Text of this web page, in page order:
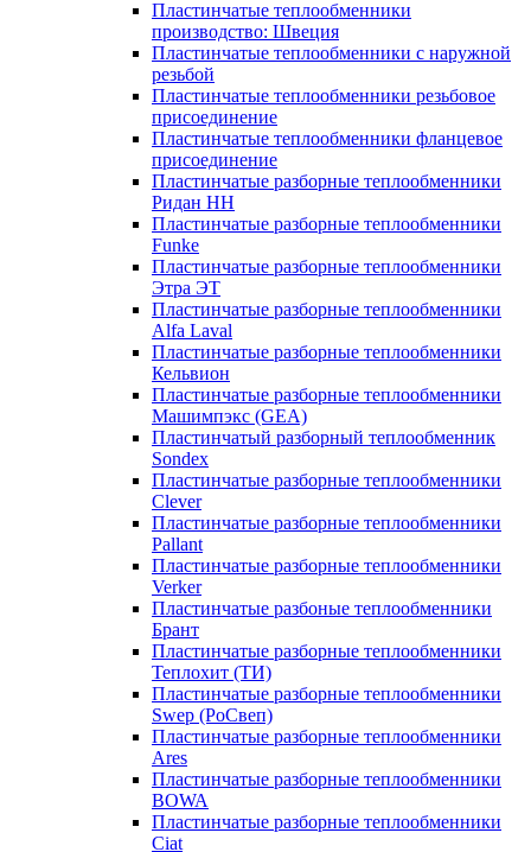
Пластинчатые теплообменники
производство: Швеция
Пластинчатые теплообменники с наружной
резьбой
Пластинчатые теплообменники резьбовое
присоединение
Пластинчатые теплообменники фланцевое
присоединение
Пластинчатые разборные теплообменники
Ридан НН
Пластинчатые разборные теплообменники
Funke
Пластинчатые разборные теплообменники
Этра ЭТ
Пластинчатые разборные теплообменники
Alfa Laval
Пластинчатые разборные теплообменники
Кельвион
Пластинчатые разборные теплообменники
Машимпэкс (GEA)
Пластинчатый разборный теплообменник
Sondex
Пластинчатые разборные теплообменники
Clever
Пластинчатые разборные теплообменники
Pallant
Пластинчатые разборные теплообменники
Verker
Пластинчатые разбоные теплообменники
Брант
Пластинчатые разборные теплообменники
Теплохит (ТИ)
Пластинчатые разборные теплообменники
Swep (РоСвеп)
Пластинчатые разборные теплообменники
Ares
Пластинчатые разборные теплообменники
BOWA
Пластинчатые разборные теплообменники
Ciat